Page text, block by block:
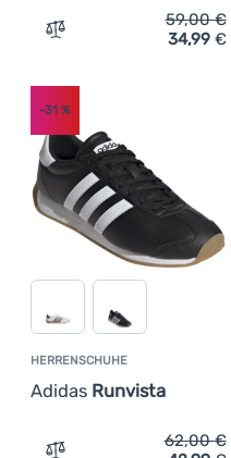
Zum Vergleich
59,00€
34,99 €
HERRENSCHUHE
Adidas Runvista
-31 %
62,00€